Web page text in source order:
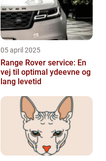
05 april 2025
Range Rover service: En
vej til optimal ydeevne og
lang levetid